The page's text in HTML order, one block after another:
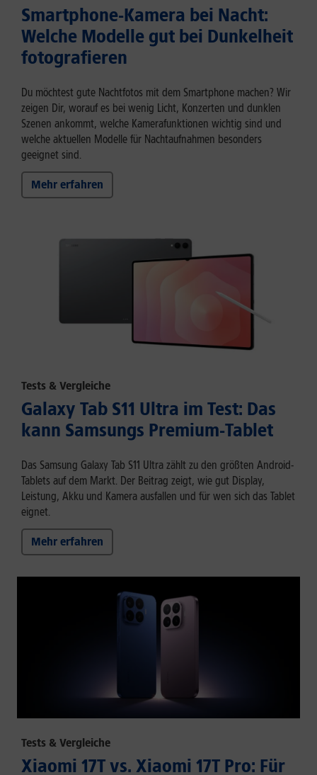
Smartphone-Kamera bei Nacht:
Welche Modelle gut bei Dunkelheit
fotografieren
Du möchtest gute Nachtfotos mit dem Smartphone machen? Wir
zeigen Dir, worauf es bei wenig Licht, Konzerten und dunklen
Szenen ankommt, welche Kamerafunktionen wichtig sind und
welche aktuellen Modelle für Nachtaufnahmen besonders
geeignet sind.
Mehr erfahren
Tests & Vergleiche
Galaxy Tab S11 Ultra im Test: Das
kann Samsungs Premium-Tablet
Das Samsung Galaxy Tab S11 Ultra zählt zu den größten Android-
Tablets auf dem Markt. Der Beitrag zeigt, wie gut Display,
Leistung, Akku und Kamera ausfallen und für wen sich das Tablet
eignet.
Mehr erfahren
Tests & Vergleiche
Xiaomi 17T vs. Xiaomi 17T Pro: Für